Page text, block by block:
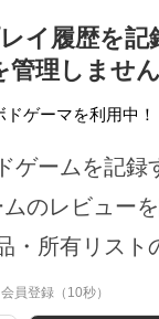
イ履歴を記
管理しませ
ドゲーマを利用中！
ゲームを記録
のレビュー
・所有リスト
員登録（10秒）
新作・再入荷
定番ボードゲ
国産ボードゲ